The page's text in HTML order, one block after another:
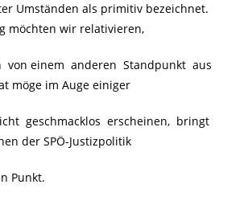
Umständen als primitiv bezeichnet.
möchten wir relativieren,
einem anderen Standpunkt aus
möge im Auge einiger
geschmacklos erscheinen, bringt
der SPÖ-Justizpolitik
Punkt.